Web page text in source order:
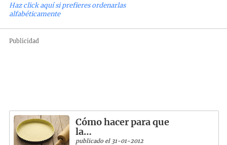
Haz click aquí si prefieres ordenarlas
alfabéticamente
Publicidad
Cómo hacer para que
la…
publicado el 31-01-2012